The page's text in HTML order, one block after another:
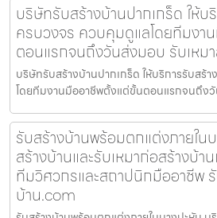
บริษัทรับสร้างบ้านปากเกร็ด ให้บ
ครบวงจร ควบคุมดูแลโดยทีมงา
ตอนแรกจนถึงวันส่งมอบ รับเหม
บริษัทรับสร้างบ้านปากเกร็ด ให้บริการรับสร้
โดยทีมงานมืออาชีพตั้งแต่ขั้นตอนแรกจนถึง
รับสร้างบ้านพร้อมตกแต่งภายใน
สร้างบ้านและรับเหมาก่อสร้างบ้า
ทีมวิศวกรและสถาปนิกมืออาชีพ
บ้าน.com